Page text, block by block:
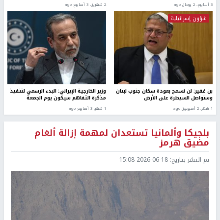
3 أسابيع، 2 يومان ago 2 شهرين، 3 أسابيع ago
شؤون إسرائيلية
بن غفير: لن نسمح بعودة سكان جنوب لبنان
وسنواصل السيطرة على الأرض
1 شهر، 2 أسبوعين ago
وزير الخارجية الإيراني: البدء الرسمي لتنفيذ
مذكرة التفاهم سيكون يوم الجمعة
1 شهر، 3 أسابيع ago
بلجيكا وألمانيا تستعدان لمهمة إزالة ألغام
مضيق هرمز
تم النشر بتاريخ: 2026-06-18 15:08